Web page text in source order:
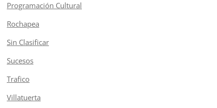
Programación Cultural
Rochapea
Sin Clasificar
Sucesos
Trafico
Villatuerta